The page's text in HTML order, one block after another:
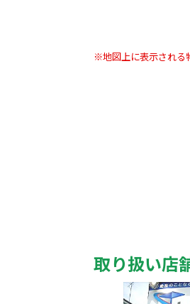
※地図上に表示される
取り扱い店